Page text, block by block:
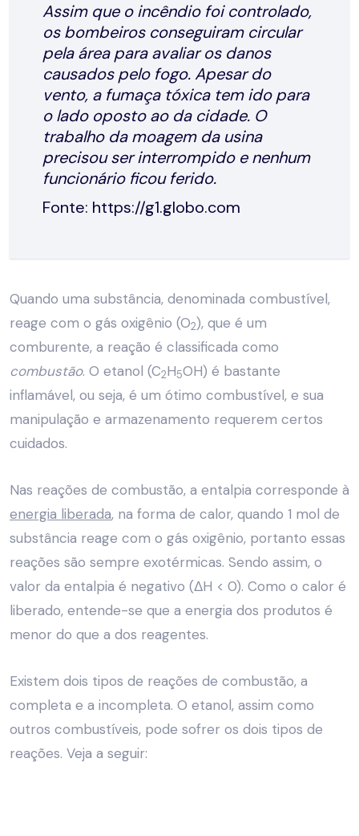
Assim que o incêndio foi controlado,
os bombeiros conseguiram circular
pela área para avaliar os danos
causados pelo fogo. Apesar do
vento, a fumaça tóxica tem ido para
o lado oposto ao da cidade. O
trabalho da moagem da usina
precisou ser interrompido e nenhum
funcionário ficou ferido.
Fonte: https://g1.globo.com
Quando uma substância, denominada combustível,
reage com o gás oxigênio (O2), que é um
comburente, a reação é classificada como
combustão. O etanol (C2H5OH) é bastante
inflamável, ou seja, é um ótimo combustível, e sua
manipulação e armazenamento requerem certos
cuidados.
Nas reações de combustão, a entalpia corresponde à
energia liberada, na forma de calor, quando 1 mol de
substância reage com o gás oxigênio, portanto essas
reações são sempre exotérmicas. Sendo assim, o
valor da entalpia é negativo (ΔH < 0). Como o calor é
liberado, entende-se que a energia dos produtos é
menor do que a dos reagentes.
Existem dois tipos de reações de combustão, a
completa e a incompleta. O etanol, assim como
outros combustíveis, pode sofrer os dois tipos de
reações. Veja a seguir: